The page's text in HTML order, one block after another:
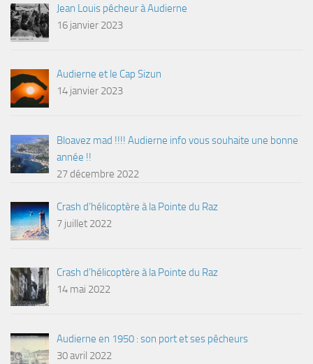
Jean Louis pêcheur à Audierne
16 janvier 2023
Audierne et le Cap Sizun
14 janvier 2023
Bloavez mad !!!! Audierne info vous souhaite une bonne
année !!
27 décembre 2022
Crash d’hélicoptère à la Pointe du Raz
7 juillet 2022
Crash d’hélicoptère à la Pointe du Raz
14 mai 2022
Audierne en 1950 : son port et ses pêcheurs
30 avril 2022